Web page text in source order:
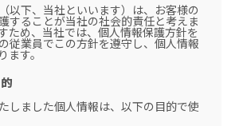
以下、当社といいます）は、お客様の
することが当社の社会的責任と考えま
ため、当社では、個人情報保護方針を
従業員でこの方針を遵守し、個人情報
ます。
しました個人情報は、以下の目的で使